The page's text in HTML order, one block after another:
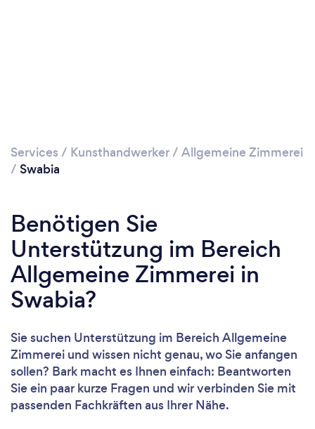
Services / Kunsthandwerker/ Allgemeine Zimmerei
/ Swabia
Benötigen Sie
Unterstützung im Bereich
Allgemeine Zimmerei in
Swabia?
Sie suchen Unterstützung im Bereich Allgemeine
Zimmerei und wissen nicht genau, wo Sie anfangen
sollen? Bark macht es Ihnen einfach: Beantworten
Sie ein paar kurze Fragen und wir verbinden Sie mit
passenden Fachkräften aus Ihrer Nähe.